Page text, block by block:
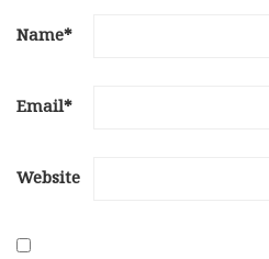
Name*
Email*
Website